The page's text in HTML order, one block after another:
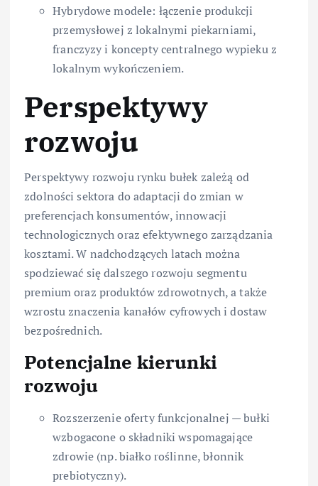
Hybrydowe modele: łączenie produkcji
przemysłowej z lokalnymi piekarniami,
franczyzy i koncepty centralnego wypieku z
lokalnym wykończeniem.
Perspektywy
rozwoju
Perspektywy rozwoju rynku bułek zależą od
zdolności sektora do adaptacji do zmian w
preferencjach konsumentów, innowacji
technologicznych oraz efektywnego zarządzania
kosztami. W nadchodzących latach można
spodziewać się dalszego rozwoju segmentu
premium oraz produktów zdrowotnych, a także
wzrostu znaczenia kanałów cyfrowych i dostaw
bezpośrednich.
Potencjalne kierunki
rozwoju
Rozszerzenie oferty funkcjonalnej — bułki
wzbogacone o składniki wspomagające
zdrowie (np. białko roślinne, błonnik
prebiotyczny).